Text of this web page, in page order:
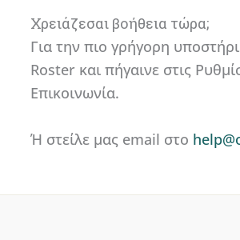
Χρειάζεσαι βοήθεια τώρα;
Για την πιο γρήγορη
Roster και πήγαινε στις
Επικοινωνία.
Ή στείλε μας email στο